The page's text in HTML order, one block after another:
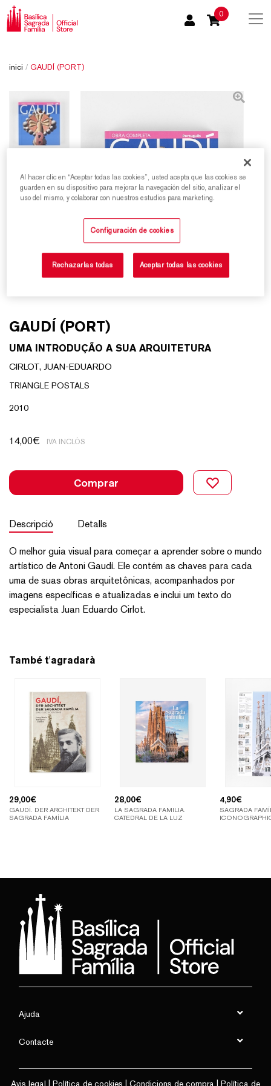
0
inici / GAUDÍ (PORT)
GAUDÍ (PORT)
UMA INTRODUÇÃO A SUA ARQUITETURA
CIRLOT, JUAN-EDUARDO
TRIANGLE POSTALS
2010
14,00€ IVA INCLÒS
Comprar
Descripció Detalls
O melhor guia visual para começar a aprender sobre o mundo
artístico de Antoni Gaudí. Ele contém as chaves para cada
uma de suas obras arquitetônicas, acompanhados por
imagens específicas e atualizadas e inclui um texto do
especialista Juan Eduardo Cirlot.
També t'agradarà
29,00€
GAUDÍ. DER ARCHITEKT DER
SAGRADA FAMÍLIA
28,00€
LA SAGRADA FAMILIA.
CATEDRAL DE LA LUZ
4,90€
SAGRADA
Ajuda
Contacte
Avis legal Política de cookies Condicions de compra Política de
Al hacer clic en “Aceptar todas las cookies”, usted acepta que las cookies se
guarden en su dispositivo para mejorar la navegación del sitio, analizar el
uso del mismo, y colaborar con nuestros estudios para marketing.
Configuración de cookies
Rechazarlas todas Aceptar todas las cookies